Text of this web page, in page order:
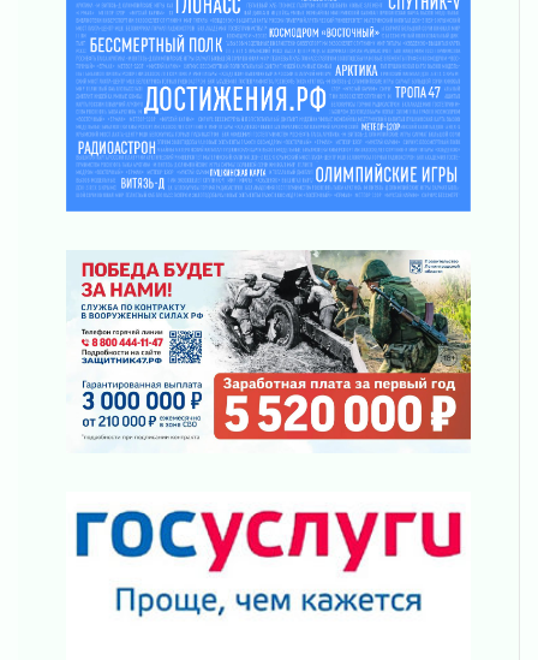
Ладожский мост полностью закроют на два
часа
03 августа 2026
Музеи Ленобласти обновляют пространства
03 августа 2026
Новая площадка: 2027
03 августа 2026
Часть медиков в Ленобласти сможет
03 августа 2026
За сутки в Ленинградской области
ликвидировали 10 пожаров
03 августа 2026
Клюква наливается, но в корзинку пока не
просится
03 августа 2026
03 августа 2026
Шесть новых жизней в честь дня рождения
Ленинградской области
03 августа 2026
Уроки безопасности для детей и взрослых